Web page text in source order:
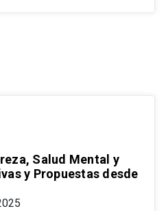
Salud Mental y
y Propuestas desde